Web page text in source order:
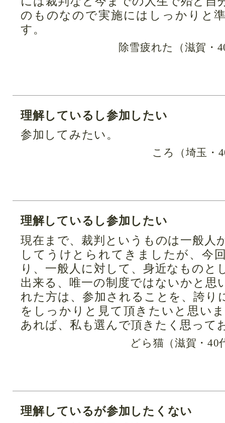
のものなので実施にはしっかりと
す。
除雪疲れた（滋賀・
理解しているし参加したい
参加してみたい。
ころ（埼玉・
理解しているし参加したい
現在まで、裁判というものは一般人
してうけとられてきましたが、今
り、一般人に対して、身近なものと
出来る、唯一の制度ではないかと思
れた方は、参加されることを、誇り
をしっかりと見て頂きたいと思い
あれば、私も選んで頂きたく思って
どら猫（滋賀・40
理解しているが参加したくない